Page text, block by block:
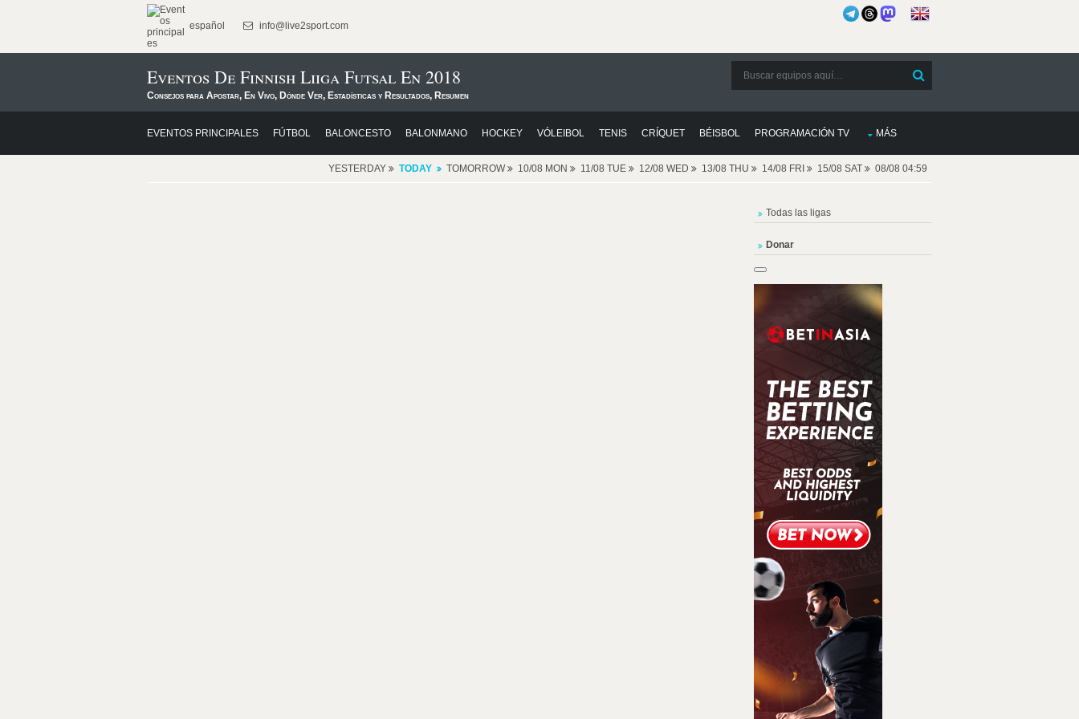
español info@live2sport.com
Eventos De Finnish Liiga Futsal En 2018
Consejos para Apostar, En Vivo, Dónde Ver, Estadísticas y Resultados, Resumen
EVENTOS PRINCIPALES FÚTBOL BALONCESTO BALONMANO HOCKEY VÓLEIBOL TENIS CRÍQUET BÉISBOL PROGRAMACIÓN TV MÁS
YESTERDAY TODAY TOMORROW 10/08 MON 11/08 TUE 12/08 WED 13/08 THU 14/08 FRI 15/08 SAT 08/08 04:59
Todas las ligas
Donar